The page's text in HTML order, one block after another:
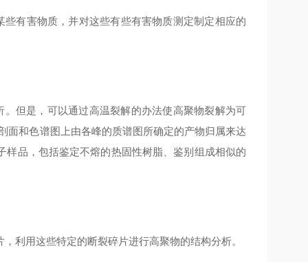
害物质，并对这些有些有害物质测定制定相应的
是，可以通过高温裂解的办法使高聚物裂解为可
面和色谱图上由各峰的质谱图所确定的产物归属来达
品，包括鉴定不熔的热固性树脂、鉴别组成相似的
用这些特定的断裂碎片进行高聚物的结构分析。